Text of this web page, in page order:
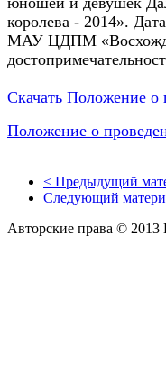
королева - 2014».
МАУ ЦДПМ
Скачать Положение о
Положение о
< Предыдущий
Следующий
Авторские права ©